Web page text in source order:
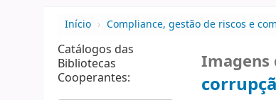
Início › Compliance, gestão de riscos e
Catálogos das
Bibliotecas
Cooperantes:
Imagens